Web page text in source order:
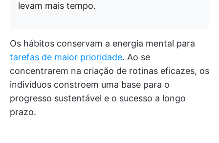
levam mais tempo.
Os hábitos conservam a energia mental para
tarefas de maior prioridade. Ao se
concentrarem na criação de rotinas eficazes, os
indivíduos constroem uma base para o
progresso sustentável e o sucesso a longo
prazo.